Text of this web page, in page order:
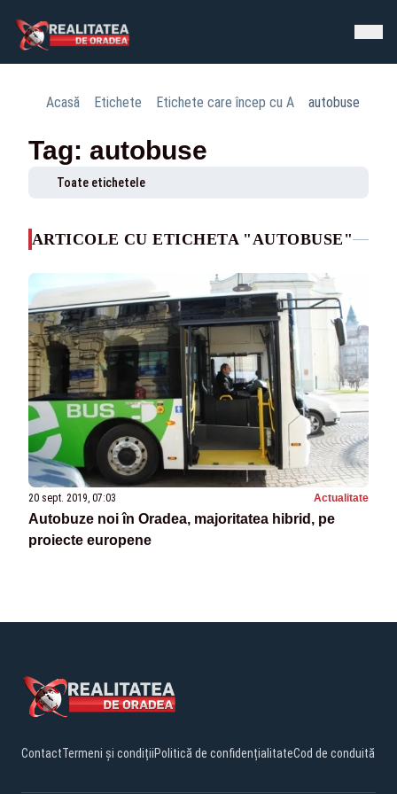
Acasă Etichete Etichete care încep cu A autobuse
Tag: autobuse
Toate etichetele
ARTICOLE CU ETICHETA "AUTOBUSE"
20 sept. 2019, 07:03 Actualitate
Autobuze noi în Oradea, majoritatea hibrid, pe
proiecte europene
ContactTermeni și condițiiPolitică de confidențialitateCod de conduită